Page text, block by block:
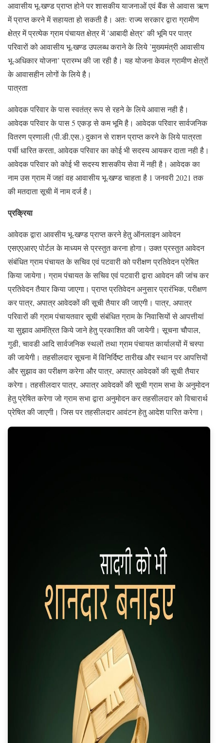
आवासीय भू-खण्ड प्राप्त होने पर शासकीय याजनाओं एवं बैंक से आवास ऋण
में प्राप्त करने में सहायता हो सकती है। अतः राज्य सरकार द्वारा ग्रामीण
क्षेत्र में प्रत्येक ग्राम पंचायत क्षेत्र में ’आबादी क्षेत्र’ की भूमि पर पात्र
परिवारों को आवासीय भू-खण्ड उपलब्ध कराने के लिये ’मुख्यमंत्री आवासीय
भू-अधिकार योजना’ प्रारम्भ की जा रही है। यह योजना केवल ग्रामीण क्षेत्रों
के आवासहीन लोगों के लिये है।
पात्रता
आवेदक परिवार के पास स्वतंत्र रूप से रहने के लिये आवास नही है।
आवेदक परिवार के पास 5 एकड़ से कम भूमि है। आवेदक परिवार सार्वजनिक
वितरण प्रणाली (पी.डी.एस.) दुकान से राशन प्राप्त करने के लिये पात्रता
पर्ची धारित करता, आवेदक परिवार का कोई भी सदस्य आयकर दाता नही है।
आवेदक परिवार को कोई भी सदस्य शासकीय सेवा में नही है। आवेदक का
नाम उस ग्राम में जहां वह आवासीय भू-खण्ड चाहता है 1 जनवरी 2021 तक
की मतदाता सूची में नाम दर्ज है।
प्रक्रिया
आवेदक द्वारा आवसीय भू-खण्ड प्राप्त करने हेतु ऑनलाइन आवेदन
एसएएआरए पोर्टल के माध्यम से प्रस्तुत करना होगा। उक्त प्रस्तुत आवेदन
संबंधित ग्राम पंचायत के सचिव एवं पटवारी को परीक्षण प्रतिवेदन प्रेषित
किया जायेगा। ग्राम पंचायत के सचिव एवं पटवारी द्वारा आवेदन की जांच कर
प्रतिवेदन तैयार किया जाएगा। प्राप्त प्रतिवेदन अनुसार प्रारंभिक, परीक्षण
कर पात्र, अपात्र आवेदकों की सूची तैयार की जाएगी। पात्र, अपात्र
परिवारों की ग्राम पंचायतवार सूची संबंधित ग्राम के निवासियों से आपत्तीयां
या सुझाव आमंत्रित किये जाने हेतु प्रकाशित की जायेगी। सूचना चौपाल,
गुडी, चावडी आदि सार्वजनिक स्थलों तथा ग्राम पंचायत कार्यालयों में चस्पा
की जायेगी। तहसीलदार सूचना में विनिर्दिष्ट तारीख और स्थान पर आपत्तियों
और सुझाव का परीक्षण करेगा और पात्र, अपात्र आवेदकों की सूची तैयार
करेगा। तहसीलदार पात्र, अपात्र आवेदकों की सूची ग्राम सभा के अनुमोदन
हेतु प्रेषित करेगा जो ग्राम सभा द्वारा अनुमोदन कर तहसीलदार को विचारार्थ
प्रेषित की जाएगी। जिस पर तहसीलदार आवंटन हेतु आदेश पारित करेगा।